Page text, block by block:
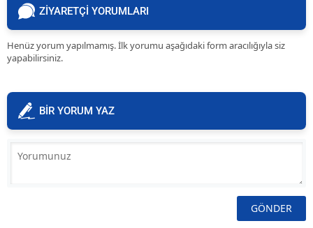
ZİYARETÇİ YORUMLARI
Henüz yorum yapılmamış. İlk yorumu aşağıdaki form aracılığıyla siz
yapabilirsiniz.
BİR YORUM YAZ